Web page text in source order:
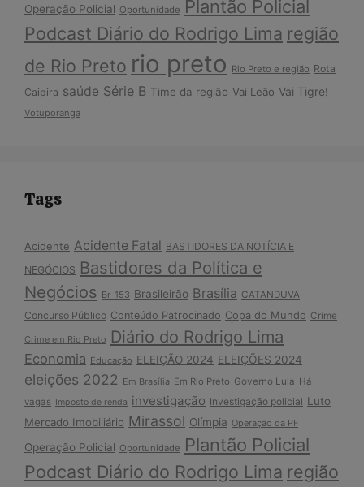
Operação Policial Oportunidade Plantão Policial
Podcast Diário do Rodrigo Lima região
de Rio Preto rio preto Rio Preto e região Rota
Caipira saúde Série B Time da região Vai Leão Vai Tigre!
Votuporanga
Tags
Acidente Acidente Fatal BASTIDORES DA NOTÍCIA E
NEGÓCIOS Bastidores da Política e
Negócios Br-153 Brasileirão Brasília CATANDUVA
Concurso Público Conteúdo Patrocinado Copa do Mundo Crime
Crime em Rio Preto Diário do Rodrigo Lima
Economia Educação ELEIÇÃO 2024 ELEIÇÕES 2024
eleições 2022 Em Brasília Em Rio Preto Governo Lula Há
vagas
Imposto de renda investigação Investigação policial Luto
Mercado Imobiliário Mirassol Olímpia Operação da PF
Operação Policial Oportunidade Plantão Policial
Podcast Diário do Rodrigo Lima região